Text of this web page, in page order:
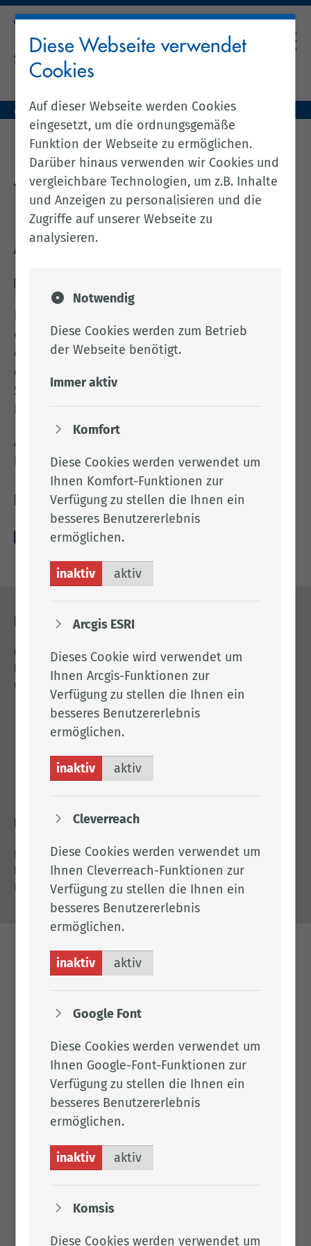
Aktuelles (zentral) Amtsblatt Nr. 15 / 2025 vom 17.02.2025
zurück zur vorherigen Seite
Amtsblatt Nr. 15 / 2025 vom
17.02.2025
Ausschreibung eines Kehrbezirks
Im Landkreis Cloppenburg ist zum 01.05.2025 für
den Kehrbezirk NI9454 Saterland II nach Aufgabe
des Kehrbezirkes
ein/eine bevollmächtigte/r
Schornsteinfegermeister/in (m/w/d) neu zu
bestellen.
Alles Weitere entnehmen Sie bitte dem
beigefügten Anhang.
Downloads
amts­blatt_­015_­2025-­02-­17.pdf (158.23 KB)
04471 15 0
kreishaus@lkclp.de
www.lkclp.de
Landkreis Cloppenburg
Eschstr. 29
Rechtliches
Impressum
Datenschutz
Barrierefreiheit
Diese Webseite verwendet
Cookies
Auf dieser Webseite werden Cookies
eingesetzt, um die ordnungsgemäße
Funktion der Webseite zu ermöglichen.
Darüber hinaus verwenden wir Cookies und
vergleichbare Technologien, um z.B. Inhalte
und Anzeigen zu personalisieren und die
Zugriffe auf unserer Webseite zu
analysieren.
Notwendig
Diese Cookies werden zum Betrieb
der Webseite benötigt.
Immer aktiv
Komfort
Diese Cookies werden verwendet um
Ihnen Komfort-Funktionen zur
Verfügung zu stellen die Ihnen ein
besseres Benutzererlebnis
ermöglichen.
inaktiv aktiv
Arcgis ESRI
Dieses Cookie wird verwendet um
Ihnen Arcgis-Funktionen zur
Verfügung zu stellen die Ihnen ein
besseres Benutzererlebnis
ermöglichen.
inaktiv aktiv
Cleverreach
Diese Cookies werden verwendet um
Ihnen Cleverreach-Funktionen zur
Verfügung zu stellen die Ihnen ein
besseres Benutzererlebnis
ermöglichen.
inaktiv aktiv
Google Font
Diese Cookies werden verwendet um
Ihnen Google-Font-Funktionen zur
Verfügung zu stellen die Ihnen ein
besseres Benutzererlebnis
ermöglichen.
inaktiv aktiv
Komsis
Diese Cookies werden verwendet um